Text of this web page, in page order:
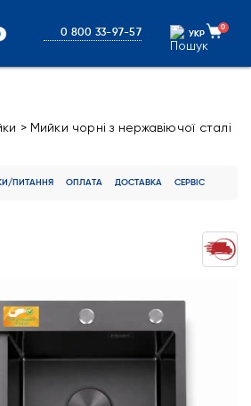
0 800 33-97-57 УКР
УКР
0
> Мийки чорні з нержавіючої сталі
ПИТАННЯ ОПЛАТА ДОСТАВКА СЕРВІС